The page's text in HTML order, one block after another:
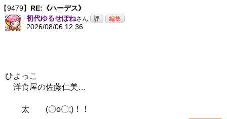
【9479】 RE:《ハーデス》
初代ゆるせぽねさん
2026/08/06 12:36
ひよっこ
洋食屋の佐藤仁美…
太 (〇o〇;)！！